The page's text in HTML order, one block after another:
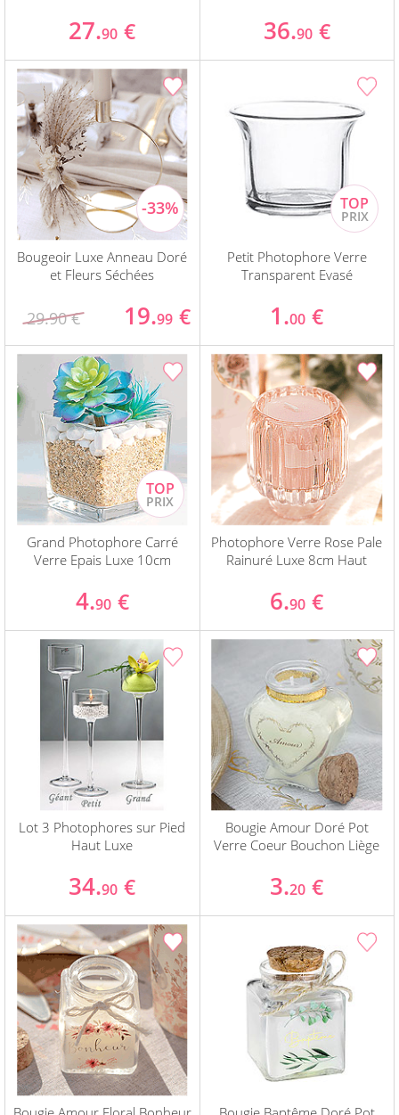
27.90 € 36.90 €
Bougeoir Luxe Anneau Doré
et Fleurs Séchées
29.90 € 19.99 €
Petit Photophore Verre
Transparent Evasé
1.00 €
Grand Photophore Carré
Verre Epais Luxe 10cm
4.90 €
Photophore Verre Rose Pale
Rainuré Luxe 8cm Haut
6.90 €
Lot 3 Photophores sur Pied
Haut Luxe
34.90 €
Bougie Amour Doré Pot
Verre Coeur Bouchon Liège
3.20 €